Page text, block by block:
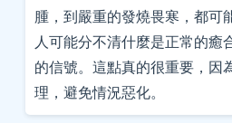
腫，到嚴重的發燒畏寒，都可
人可能分不清什麼是正常的癒
的信號。這點真的很重要，因
理，避免情況惡化。